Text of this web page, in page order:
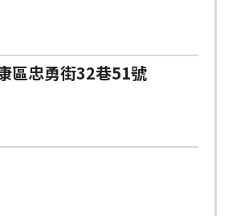
區忠勇街32巷51號